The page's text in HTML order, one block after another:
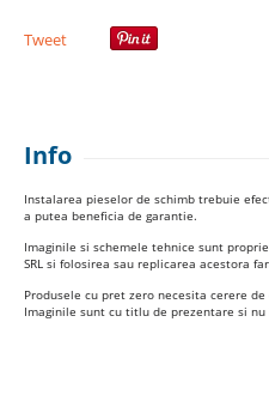
Tweet
Info
Instalarea pieselor de schimb trebuie
a putea beneficia de garantie.
Imaginile si schemele tehnice sunt
SRL si folosirea sau replicarea acestora
Produsele cu pret zero necesita cerere de
Imaginile sunt cu titlu de prezentare si